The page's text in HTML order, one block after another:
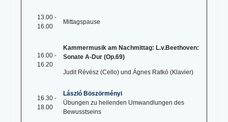
13.00 -
16.00
Mittagspause
16.00 -
16.20
Kammermusik am Nachmittag: L.v.Beethoven:
Sonate A-Dur (Op.69)
Judit Révész (Cello) und Ágnes Ratkó (Klavier)
16.30 -
18.00
László Böszörményi
Übungen zu heilenden Umwandlungen des
Bewusstseins